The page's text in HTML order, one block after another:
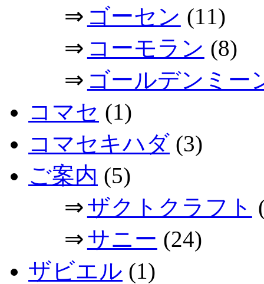
⇒ ゴーセン (11)
⇒ コーモラン (8)
⇒ ゴールデンミー
コマセ (1)
コマセキハダ (3)
ご案内 (5)
⇒ザクトクラフト
⇒サニー (24)
ザビエル (1)